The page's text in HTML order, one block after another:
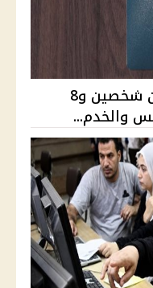
إسقاط الجنسية المصرية عن شخصين و8
والخدم...